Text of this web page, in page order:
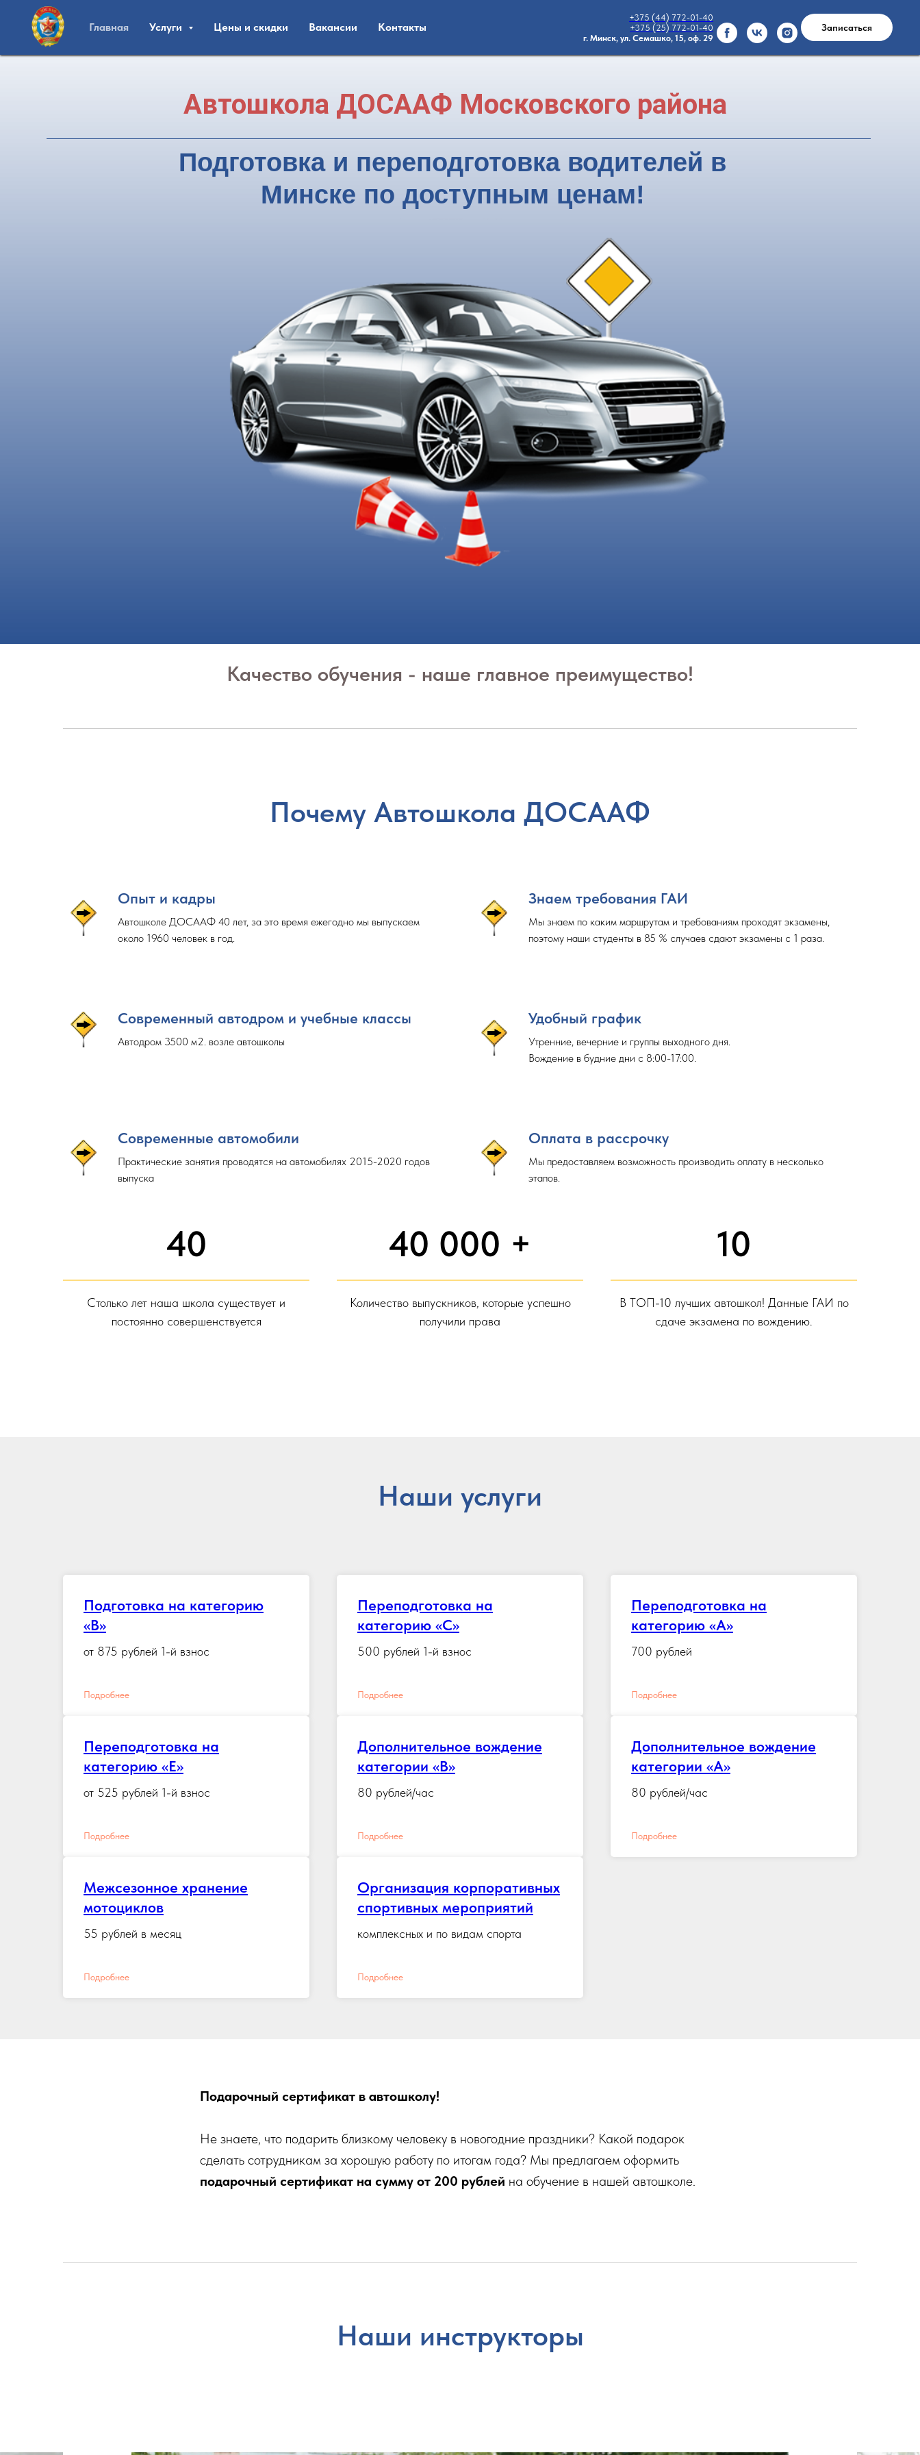
Главная Услуги Цены и скидки Вакансии Контакты
+375 (44) 772-01-40
+375 (25) 772-01-40
г. Минск, ул. Семашко, 15, оф. 29
Записаться
Подготовка и переподготовка водителей в
Минске по доступным ценам!
Автошкола ДОСААФ Московского района
Качество обучения - наше главное преимущество!
Почему Автошкола ДОСААФ
Опыт и кадры
Автошколе ДОСААФ 40 лет, за это время ежегодно мы выпускаем
около 1960 человек в год.
Знаем требования ГАИ
Мы знаем по каким маршрутам и требованиям проходят экзамены,
поэтому наши студенты в 85 % случаев сдают экзамены с 1 раза.
Современный автодром и учебные классы
Автодром 3500 м2. возле автошколы
Удобный график
Утренние, вечерние и группы выходного дня.
Вождение в будние дни с 8:00-17:00.
Современные автомобили
Практические занятия проводятся на автомобилях 2015-2020 годов
выпуска
Оплата в рассрочку
Мы предоставляем возможность производить оплату в несколько
этапов.
40
Столько лет наша школа существует и
постоянно совершенствуется
40 000 +
Количество выпускников, которые успешно
получили права
10
В ТОП-10 лучших автошкол! Данные ГАИ по
сдаче экзамена по вождению.
Наши услуги
Подготовка на категорию
«B»
от 875 рублей 1-й взнос
Подробнее
Переподготовка на
категорию «C»
500 рублей 1-й взнос
Подробнее
Переподготовка на
категорию «А»
700 рублей
Подробнее
Переподготовка на
категорию «Е»
от 525 рублей 1-й взнос
Подробнее
Дополнительное вождение
категории «B»
80 рублей/час
Подробнее
Дополнительное вождение
категории «А»
80 рублей/час
Подробнее
Межсезонное хранение
мотоциклов
55 рублей в месяц
Подробнее
Организация корпоративных
спортивных мероприятий
комплексных и по видам спорта
Подробнее
Подарочный сертификат в автошколу!
Не знаете, что подарить близкому человеку в новогодние праздники? Какой подарок
сделать сотрудникам за хорошую работу по итогам года? Мы предлагаем оформить
подарочный сертификат на сумму от 200 рублей на обучение в нашей автошколе.
Наши инструкторы